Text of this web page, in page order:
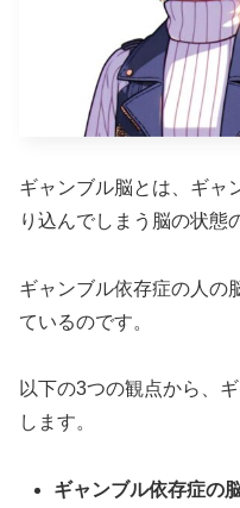
ギャンブル脳とは、ギャ
り込んでしまう脳の状態
ギャンブル依存症の人の
ているのです。
以下の3つの観点から、
します。
ギャンブル依存症の